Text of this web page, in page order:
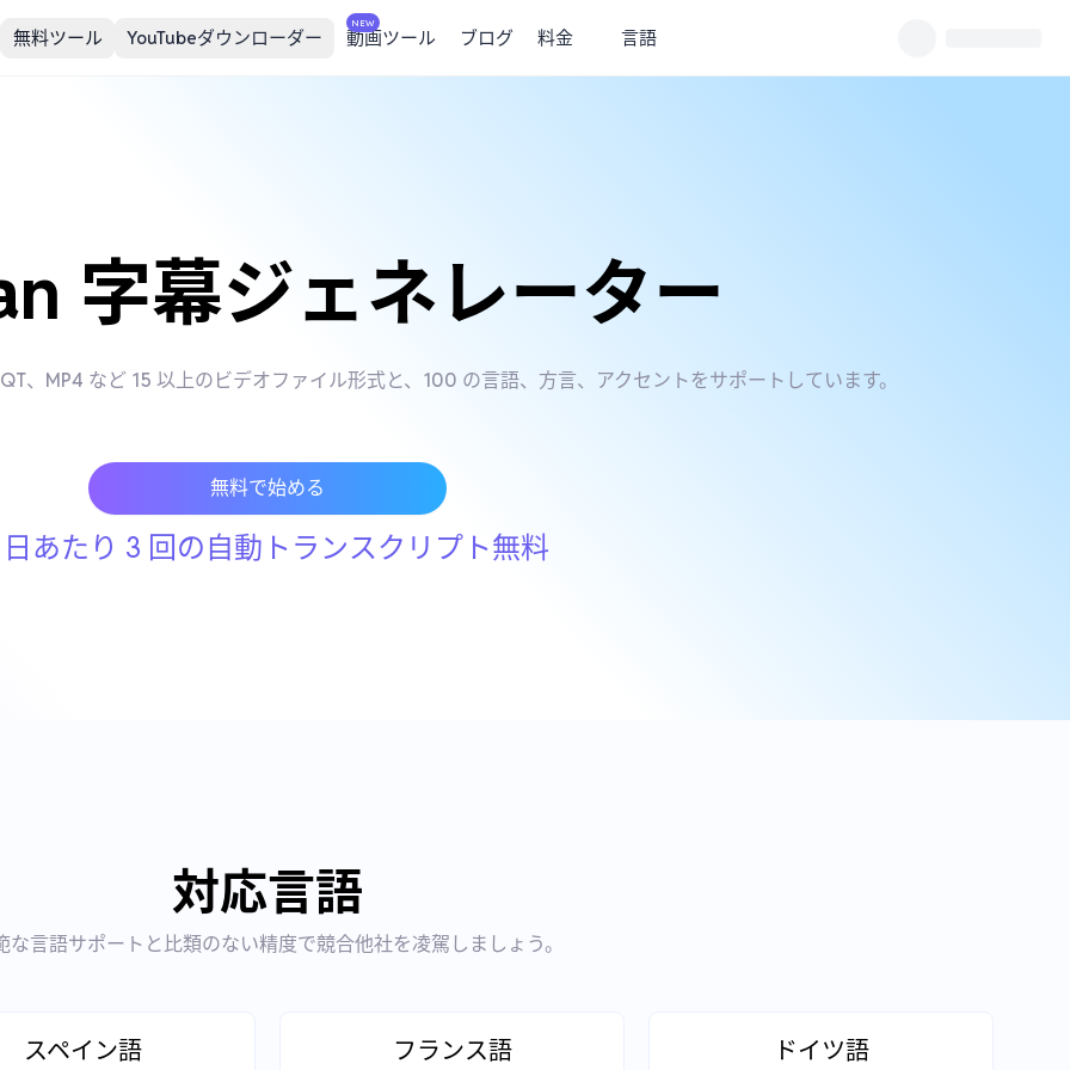
無料ツール YouTubeダウンローダー
NEW
動画ツール ブログ 料金 言語
字幕ジェネレーター
、MP4 など 15 以上のビデオファイル形式と、100 の言語、方言、アクセントをサポートしています。
無料で始める
日あたり 3 回の自動トランスクリプト無料
対応言語
な言語サポートと比類のない精度で競合他社を凌駕しましょう。
スペイン語 フランス語 ドイツ語